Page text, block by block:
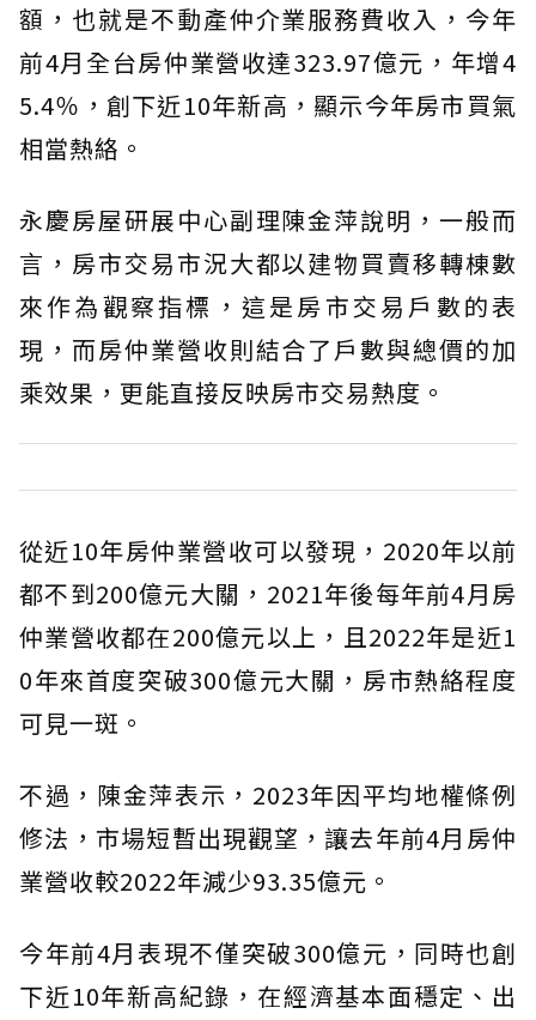
額，也就是不動產仲介業服務費收入，今年
前4月全台房仲業營收達323.97億元，年增4
5.4％，創下近10年新高，顯示今年房市買氣
相當熱絡。
永慶房屋研展中心副理陳金萍說明，一般而
言，房市交易市況大都以建物買賣移轉棟數
來作為觀察指標，這是房市交易戶數的表
現，而房仲業營收則結合了戶數與總價的加
乘效果，更能直接反映房市交易熱度。
從近10年房仲業營收可以發現，2020年以前
都不到200億元大關，2021年後每年前4月房
仲業營收都在200億元以上，且2022年是近1
0年來首度突破300億元大關，房市熱絡程度
可見一斑。
不過，陳金萍表示，2023年因平均地權條例
修法，市場短暫出現觀望，讓去年前4月房仲
業營收較2022年減少93.35億元。
今年前4月表現不僅突破300億元，同時也創
下近10年新高紀錄，在經濟基本面穩定、出